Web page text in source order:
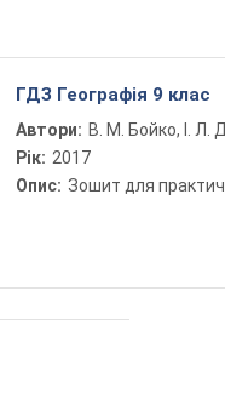
ГДЗ Географія 9 клас
Автори: В. М. Бойко, І. Л.
Рік: 2017
Опис: Зошит для